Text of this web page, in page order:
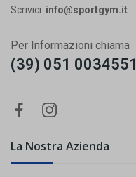
Scrivici: info@sportgym.it
Per Informazioni chiama
(39) 051 0034551
La Nostra Azienda